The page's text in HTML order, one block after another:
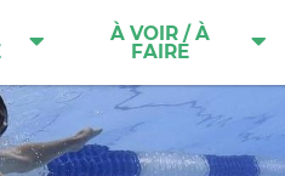
À VOIR / À
FAIRE